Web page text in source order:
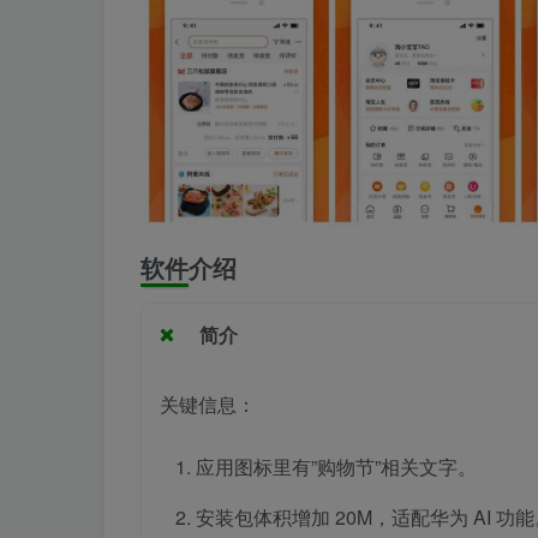
软件介绍
简介
关键信息：
应用图标里有”购物节”相关文字。
安装包体积增加 20M，适配华为 AI 功